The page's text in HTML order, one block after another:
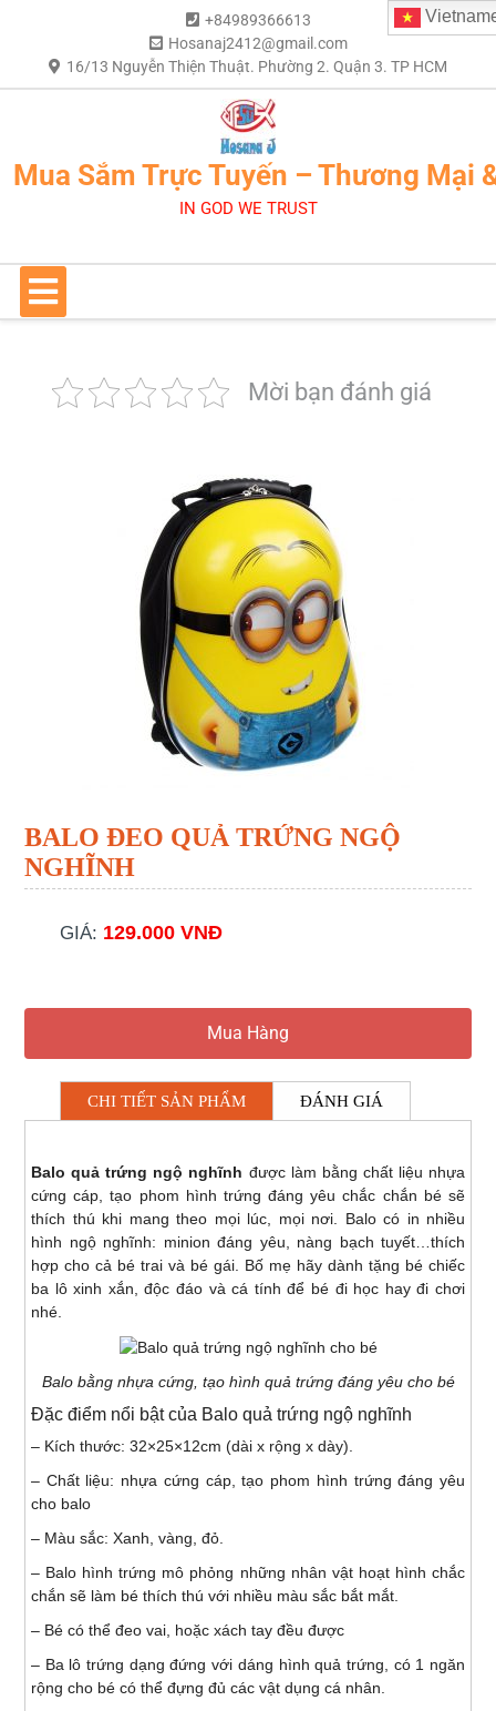
+84989366613
Hosanaj2412@gmail.com
16/13 Nguyễn Thiện Thuật. Phường 2. Quận 3. TP HCM
Mua Sắm Trực Tuyến – Thương Mại
IN GOD WE TRUST
Mời bạn đánh giá
BALO ĐEO QUẢ TRỨNG NGỘ
NGHĨNH
GIÁ: 129.000 VNĐ
Mua Hàng
CHI TIẾT SẢN PHẨM ĐÁNH GIÁ
Balo quả trứng ngộ nghĩnh được làm bằng chất liệu nhựa
cứng cáp, tạo phom hình trứng đáng yêu chắc chắn bé sẽ
thích thú khi mang theo mọi lúc, mọi nơi. Balo có in nhiều
hình ngộ nghĩnh: minion đáng yêu, nàng bạch tuyết…thích
hợp cho cả bé trai và bé gái. Bố mẹ hãy dành tặng bé chiếc
ba lô xinh xắn, độc đáo và cá tính để bé đi học hay đi chơi
nhé.
Balo bằng nhựa cứng, tạo hình quả trứng đáng yêu cho bé
Đặc điểm nổi bật của Balo quả trứng ngộ nghĩnh
– Kích thước: 32×25×12cm (dài x rộng x dày).
– Chất liệu: nhựa cứng cáp, tạo phom hình trứng đáng yêu
cho balo
– Màu sắc: Xanh, vàng, đỏ.
– Balo hình trứng mô phỏng những nhân vật hoạt hình chắc
chắn sẽ làm bé thích thú với nhiều màu sắc bắt mắt.
– Bé có thể đeo vai, hoặc xách tay đều được
– Ba lô trứng dạng đứng với dáng hình quả trứng, có 1 ngăn
rộng cho bé có thể đựng đủ các vật dụng cá nhân.